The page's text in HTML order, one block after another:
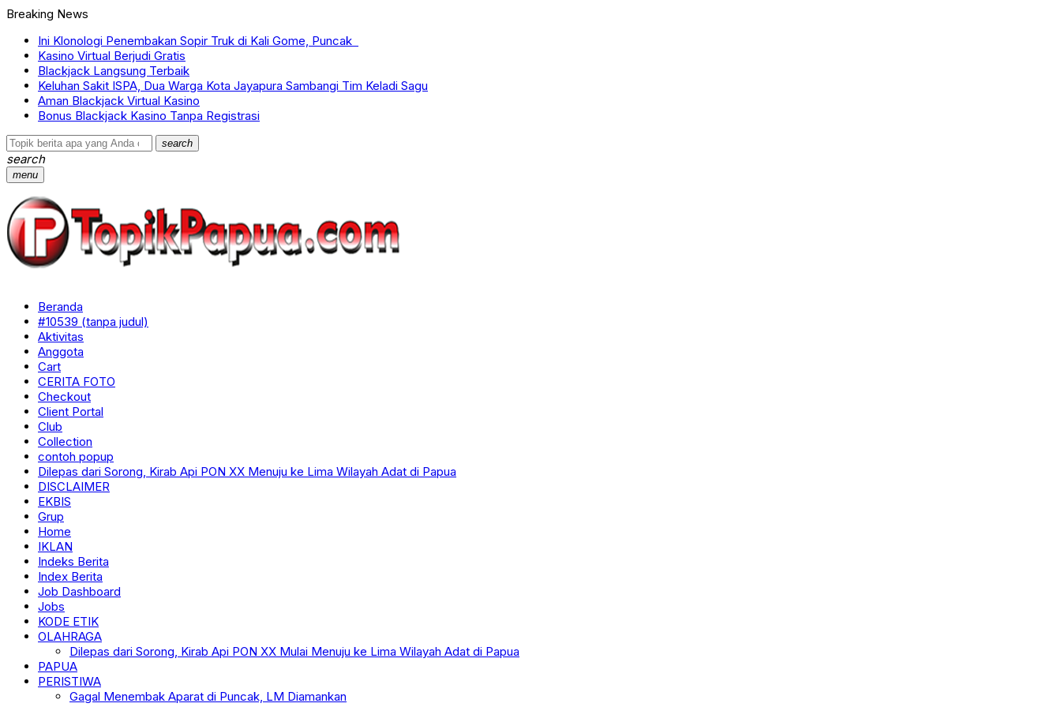
Breaking News
Ini Klonologi Penembakan Sopir Truk di Kali Gome, Puncak
Kasino Virtual Berjudi Gratis
Blackjack Langsung Terbaik
Keluhan Sakit ISPA, Dua Warga Kota Jayapura Sambangi Tim Keladi Sagu
Aman Blackjack Virtual Kasino
Bonus Blackjack Kasino Tanpa Registrasi
search
search
menu
Beranda
#10539 (tanpa judul)
Aktivitas
Anggota
Cart
CERITA FOTO
Checkout
Client Portal
Club
Collection
contoh popup
Dilepas dari Sorong, Kirab Api PON XX Menuju ke Lima Wilayah Adat di Papua
DISCLAIMER
EKBIS
Grup
Home
IKLAN
Indeks Berita
Index Berita
Job Dashboard
Jobs
KODE ETIK
OLAHRAGA
Dilepas dari Sorong, Kirab Api PON XX Mulai Menuju ke Lima Wilayah Adat di Papua
PAPUA
PERISTIWA
Gagal Menembak Aparat di Puncak, LM Diamankan